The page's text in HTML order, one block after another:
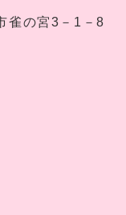
雀の宮3－1－8